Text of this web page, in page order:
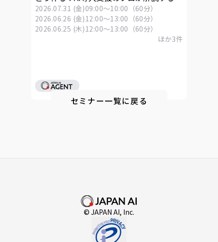
「Skills」活用ウェビナー
2026.07.31 (金)09:00～10:00（60分）
2026.06.26 (金)12:00～13:00（60分）
2026.06.25 (木)12:00～13:00（60分）
ほか3件
セミナー一覧に戻る
© JAPAN AI, Inc.